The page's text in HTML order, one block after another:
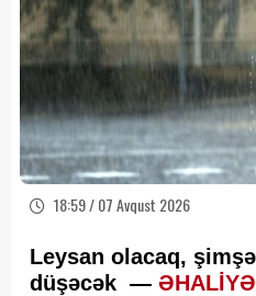
18:59 / 07 Avqust 2026
Leysan olacaq,
düşəcək —